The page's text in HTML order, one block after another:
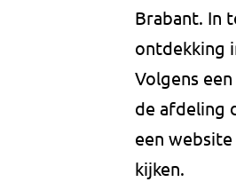
Brabant. In
ontdekking
Volgens
de afdeling
een
kijken.